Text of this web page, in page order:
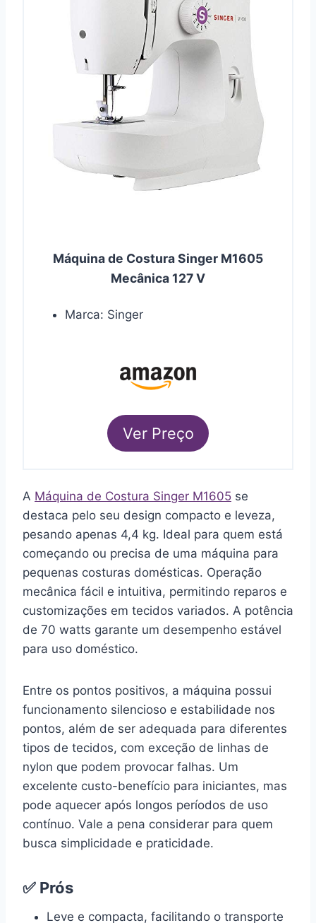
Máquina de Costura Singer M1605
Mecânica 127 V
Marca: Singer
Ver Preço
A Máquina de Costura Singer M1605 se
destaca pelo seu design compacto e leveza,
pesando apenas 4,4 kg. Ideal para quem está
começando ou precisa de uma máquina para
pequenas costuras domésticas. Operação
mecânica fácil e intuitiva, permitindo reparos e
customizações em tecidos variados. A potência
de 70 watts garante um desempenho estável
para uso doméstico.
Entre os pontos positivos, a máquina possui
funcionamento silencioso e estabilidade nos
pontos, além de ser adequada para diferentes
tipos de tecidos, com exceção de linhas de
nylon que podem provocar falhas. Um
excelente custo-benefício para iniciantes, mas
pode aquecer após longos períodos de uso
contínuo. Vale a pena considerar para quem
busca simplicidade e praticidade.
✅ Prós
Leve e compacta, facilitando o transporte